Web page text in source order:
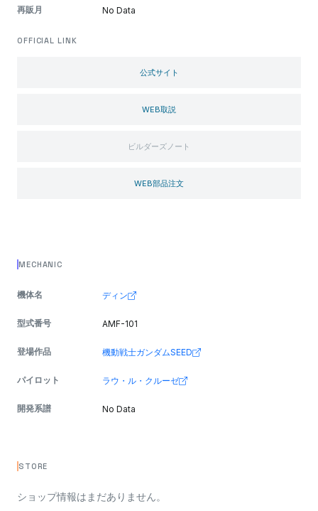
再販月 No Data
OFFICIAL LINK
公式サイト
WEB取説
ビルダーズノート
WEB部品注文
MECHANIC
機体名 ディン
型式番号 AMF-101
登場作品 機動戦士ガンダムSEED
パイロット ラウ・ル・クルーゼ
開発系譜 No Data
STORE
ショップ情報はまだありません。